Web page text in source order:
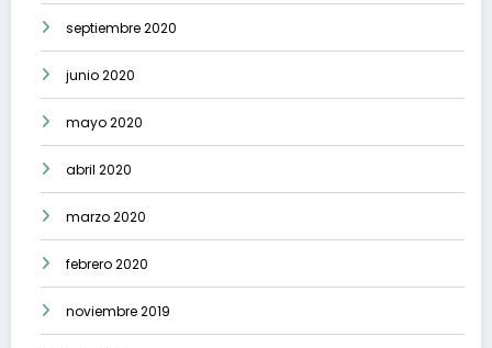
septiembre 2020
junio 2020
mayo 2020
abril 2020
marzo 2020
febrero 2020
noviembre 2019